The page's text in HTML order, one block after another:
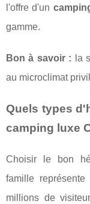
l'offre d'un
gamme.
Bon à savoir : la
au microclimat
Quels types
camping luxe
Choisir le bon
famille
millions de